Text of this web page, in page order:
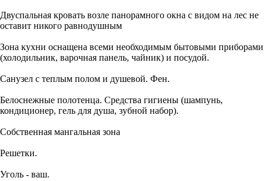
Двуспальная кровать возле панорамного окна с видом на лес не
оставит никого равнодушным
Зона кухни оснащена всеми необходимым бытовыми приборами
(холодильник, варочная панель, чайник) и посудой.
Санузел с теплым полом и душевой. Фен.
Белоснежные полотенца. Средства гигиены (шампунь,
кондиционер, гель для душа, зубной набор).
Собственная мангальная зона
Решетки.
Уголь - ваш.